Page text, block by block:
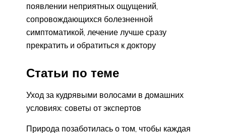
появлении неприятных ощущений,
сопровождающихся болезненной
симптоматикой, лечение лучше сразу
прекратить и обратиться к доктору
Статьи по теме
Уход за кудрявыми волосами в домашних
условиях: советы от экспертов
Природа позаботилась о том, чтобы каждая